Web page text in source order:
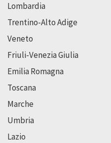
Lombardia
Trentino-Alto Adige
Veneto
Friuli-Venezia Giulia
Emilia Romagna
Toscana
Marche
Umbria
Lazio